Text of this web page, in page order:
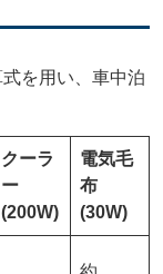
を用い、車中泊
クーラ
ー
(200W)
電気毛
布
(30W)